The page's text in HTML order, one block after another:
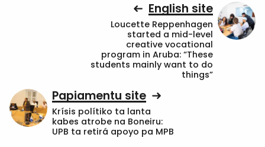
English site
Loucette Reppenhagen
started a mid-level
creative vocational
program in Aruba: “These
students mainly want to do
things”
Papiamentu site
Krísis polítiko ta lanta
kabes atrobe na Boneiru:
UPB ta retirá apoyo pa MPB